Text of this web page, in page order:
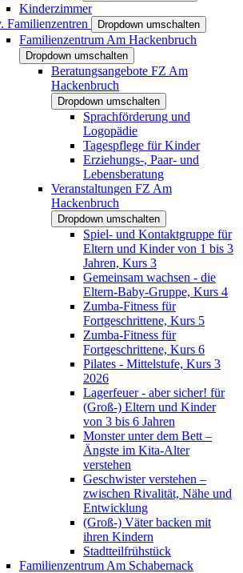
Kinderzimmer
Familienzentren
Dropdown umschalten
Familienzentrum Am Hackenbruch
Dropdown umschalten
Beratungsangebote FZ Am
Hackenbruch
Dropdown umschalten
Sprachförderung und
Logopädie
Tagespflege für Kinder
Erziehungs-, Paar- und
Lebensberatung
Veranstaltungen FZ Am
Hackenbruch
Dropdown umschalten
Spiel- und Kontaktgruppe für
Eltern und Kinder von 1 bis 3
Jahren, Kurs 3
Gemeinsam wachsen - die
Eltern-Baby-Gruppe, Kurs 4
Zumba-Fitness für
Fortgeschrittene, Kurs 5
Zumba-Fitness für
Fortgeschrittene, Kurs 6
Pilates - Mittelstufe, Kurs 3
2026
Lagerfeuer - aber sicher! für
(Groß-) Eltern und Kinder
von 3 bis 6 Jahren
Monster unter dem Bett –
Ängste im Kita-Alter
verstehen
Geschwister verstehen –
zwischen Rivalität, Nähe und
Entwicklung
(Groß-) Väter backen mit
ihren Kindern
Stadtteilfrühstück
Familienzentrum Am Schabernack